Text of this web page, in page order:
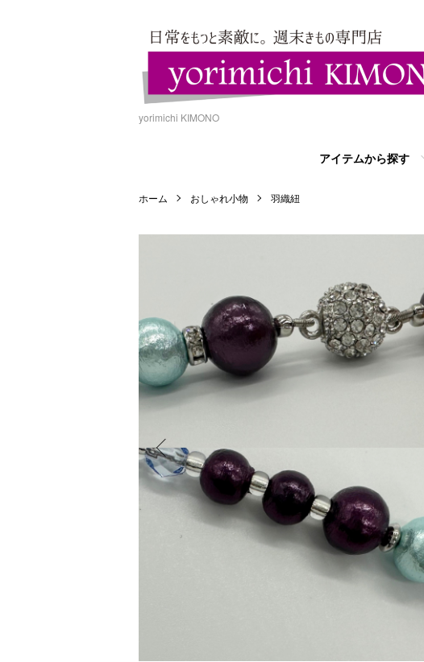
yorimichi KIMONO
アイテムから探す
ホーム おしゃれ小物 羽織紐